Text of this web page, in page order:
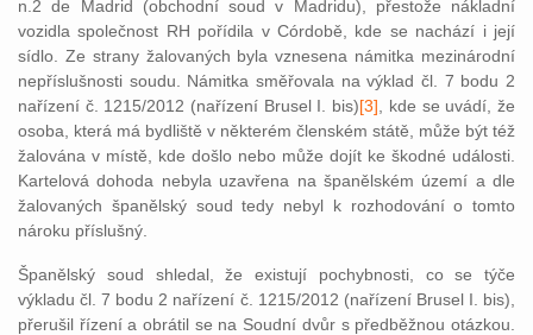
n.2 de Madrid (obchodní soud v Madridu), přestože nákladní
vozidla společnost RH pořídila v Córdobě, kde se nachází i její
sídlo. Ze strany žalovaných byla vznesena námitka mezinárodní
nepříslušnosti soudu. Námitka směřovala na výklad čl. 7 bodu 2
nařízení č. 1215/2012 (nařízení Brusel I. bis)[3] , kde se uvádí, že
osoba, která má bydliště v některém členském státě, může být též
žalována v místě, kde došlo nebo může dojít ke škodné události.
Kartelová dohoda nebyla uzavřena na španělském území a dle
žalovaných španělský soud tedy nebyl k rozhodování o tomto
nároku příslušný.
Španělský soud shledal, že existují pochybnosti, co se týče
výkladu čl. 7 bodu 2 nařízení č. 1215/2012 (nařízení Brusel I. bis),
přerušil řízení a obrátil se na Soudní dvůr s předběžnou otázkou.